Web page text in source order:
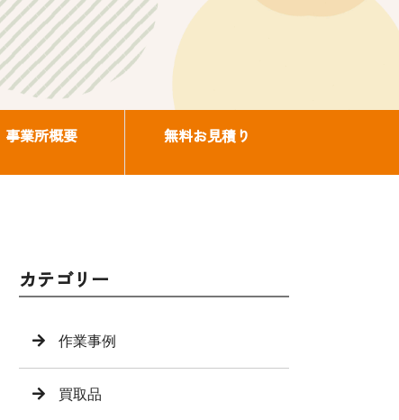
事業所概要 無料お見積り
カテゴリー
作業事例
買取品